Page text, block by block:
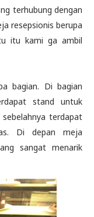
terhubung dengan
resepsionis berupa
itu kami ga ambil
bagian. Di bagian
stand untuk
terdapat
Di depan meja
sangat menarik